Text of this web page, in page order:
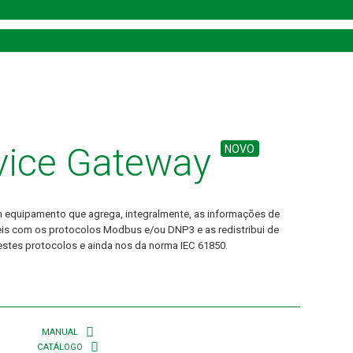
Gateway
NOVO
equipamento que agrega, integralmente, as informações de
com os protocolos Modbus e/ou DNP3 e as redistribui de
protocolos e ainda nos da norma IEC 61850.
MANUAL
CATÁLOGO